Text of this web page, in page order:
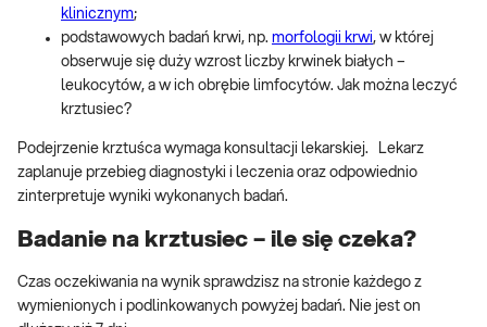
klinicznym;
podstawowych badań krwi, np. morfologii krwi, w której
obserwuje się duży wzrost liczby krwinek białych –
leukocytów, a w ich obrębie limfocytów. Jak można leczyć
krztusiec?
Podejrzenie krztuśca wymaga konsultacji lekarskiej. Lekarz
zaplanuje przebieg diagnostyki i leczenia oraz odpowiednio
zinterpretuje wyniki wykonanych badań.
Badanie na krztusiec – ile się czeka?
Czas oczekiwania na wynik sprawdzisz na stronie każdego z
wymienionych i podlinkowanych powyżej badań. Nie jest on